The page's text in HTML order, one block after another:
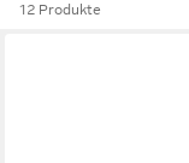
12 Produkte